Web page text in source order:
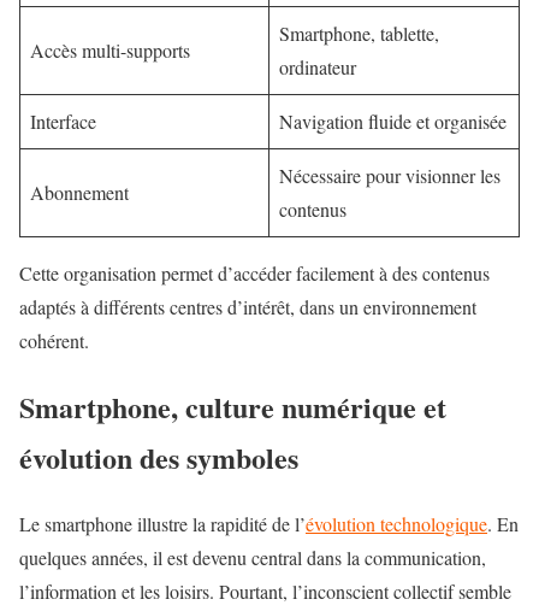
Accès multi-supports
Smartphone, tablette,
ordinateur
Interface Navigation fluide et organisée
Abonnement
Nécessaire pour visionner les
contenus
Cette organisation permet d’accéder facilement à des contenus
adaptés à différents centres d’intérêt, dans un environnement
cohérent.
Smartphone, culture numérique et
évolution des symboles
Le smartphone illustre la rapidité de l’évolution technologique. En
quelques années, il est devenu central dans la communication,
l’information et les loisirs. Pourtant, l’inconscient collectif semble